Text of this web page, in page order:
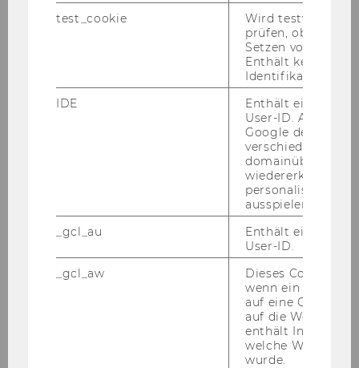
Who raises land prices? An
analysis of institutions and
ownership structures impacting
An emergency for democracy - a
case study on the democratic
backsliding amid the COVID-19
Novy, Andreas; Asara, Viviana
Towards a public policy strategy
for social-ecological
test_cookie
Wird testweise
prüfen, ob der
Setzen von
Enthält keine
IDE
Enthält eine
User-ID. Anhand
Google den User
verschiedene
wiedererkennen
personalisierte
ausspielen.
_gcl_au
Enthält eine
User-ID.
_gcl_aw
Dieses Cookie
wenn ein User
auf eine Google
auf die Website
enthält
welche
wurde.